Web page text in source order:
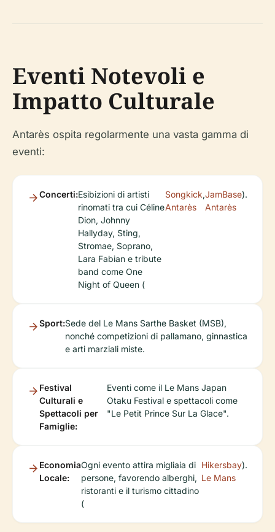
Eventi Notevoli e
Impatto Culturale
Antarès ospita regolarmente una vasta gamma di
eventi:
Concerti:Esibizioni di artisti
rinomati tra cui Céline
Dion, Johnny
Hallyday, Sting,
Stromae, Soprano,
Lara Fabian e tribute
band come One
Night of Queen (
Songkick
Antarès
,JamBase
Antarès
).
Sport:Sede del Le Mans Sarthe Basket (MSB),
nonché competizioni di pallamano, ginnastica
e arti marziali miste.
Festival
Culturali e
Spettacoli per
Famiglie:
Eventi come il Le Mans Japan
Otaku Festival e spettacoli come
"Le Petit Prince Sur La Glace".
Economia
Locale:
Ogni evento attira migliaia di
persone, favorendo alberghi,
ristoranti e il turismo cittadino
(
Hikersbay
Le Mans
).